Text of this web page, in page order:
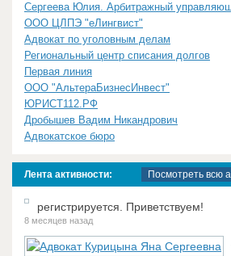
Сергеева Юлия. Арбитражный
ООО ЦЛПЭ "еЛингвист"
Адвокат по уголовным делам
Региональный центр списания долгов
Первая линия
ООО "АльтераБизнесИнвест"
ЮРИСТ112.РФ
Дробышев Вадим Никандрович
Адвокатское бюро
Лента активности: Посмотреть всю
регистрируется. Приветствуем!
8 месяцев назад